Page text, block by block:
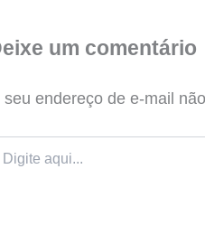
um comentário
seu endereço de e-mail